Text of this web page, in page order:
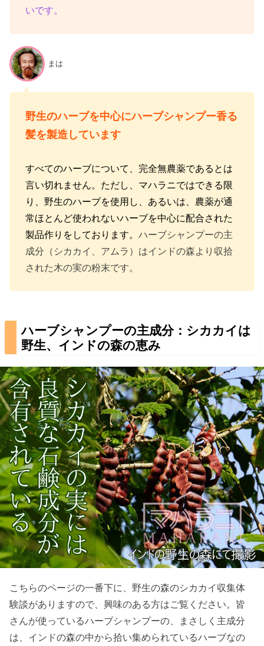
いです。
まは
野生のハーブを中心にハーブシャンプー香る
髪を製造しています
すべてのハーブについて、完全無農薬であるとは
言い切れません。ただし、マハラニではできる限
り、野生のハーブを使用し、あるいは、農薬が通
常ほとんど使われないハーブを中心に配合された
製品作りをしております。ハーブシャンプーの主
成分（シカカイ、アムラ）はインドの森より収拾
された木の実の粉末です。
ハーブシャンプーの主成分：シカカイは
野生、インドの森の恵み
こちらのページの一番下に、野生の森のシカカイ収集体
験談がありますので、興味のある方はご覧ください。皆
さんが使っているハーブシャンプーの、まさしく主成分
は、インドの森の中から拾い集められているハーブなの